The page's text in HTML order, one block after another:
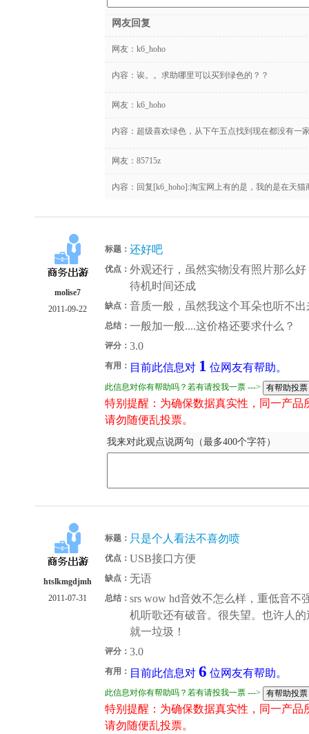
网友回复
网友： k6_hoho
内容：诶。。求助哪里可以买到绿色的？？
网友： k6_hoho
内容：超级喜欢绿色，从下午五点找到现在都没有一
网友： 85715z
内容：回复[k6_hoho]:淘宝网上有的是，我的是在天
molise7
2011-09-22
标题： 还好吧
优点： 外观还行，虽然实物没有照片那么
待机时间还成
缺点： 音质一般，虽然我这个耳朵也听不出
总结： 一般加一般....这价格还要求什么？
评分： 3.0
有用： 目前此信息对 1 位网友有帮助。
此信息对你有帮助吗？若有请投我一票 --->
特别提醒：为确保数据真实性，同一产
请勿随便乱投票。
我来对此观点说两句（最多400个字符）
htslkmgdjmh
2011-07-31
标题： 只是个人看法不喜勿喷
优点： USB接口方便
缺点： 无语
总结： srs wow hd音效不怎么样，重低音
机听歌还有破音。很失望。也许人
就一垃圾！
评分： 3.0
有用： 目前此信息对 6 位网友有帮助。
此信息对你有帮助吗？若有请投我一票 --->
特别提醒：为确保数据真实性，同一产
请勿随便乱投票。